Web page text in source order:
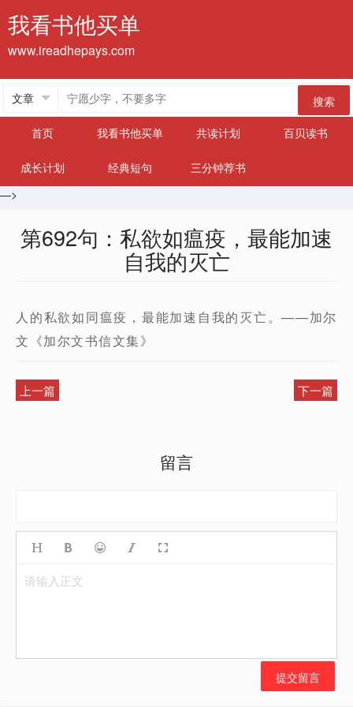
我看书他买单
www.ireadhepays.com
搜索
首页
我看书他买单 共读计划 百贝读书
成长计划 经典短句
三分钟荐书
—>
第692句：私欲如瘟疫，最能加速
自我的灭亡
人的私欲如同瘟疫，最能加速自我的灭亡。——加尔
文《加尔文书信文集》
上一篇 下一篇
留言
请输入正文
提交留言